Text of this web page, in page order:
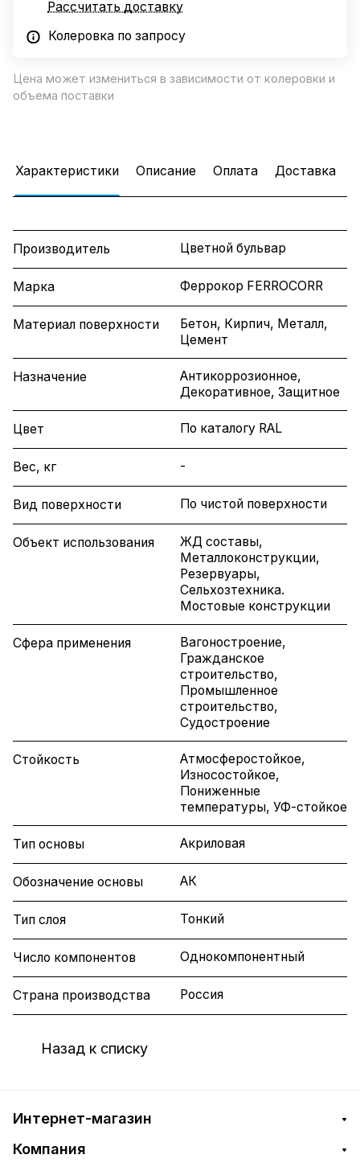
Рассчитать доставку
Колеровка по запросу
Цена может измениться в зависимости от колеровки и
объема поставки
Характеристики Описание Оплата Доставка
Производитель Цветной бульвар
Марка Феррокор FERROCORR
Материал поверхности
Бетон, Кирпич, Металл,
Цемент
Назначение
Антикоррозионное,
Декоративное, Защитное
Цвет По каталогу RAL
Вес, кг -
Вид поверхности По чистой поверхности
Объект использования
ЖД составы,
Металлоконструкции,
Резервуары,
Сельхозтехника.
Мостовые конструкции
Сфера применения
Вагоностроение,
Гражданское
строительство,
Промышленное
строительство,
Судостроение
Стойкость
Атмосферостойкое,
Износостойкое,
Пониженные
температуры, УФ-стойкое
Тип основы Акриловая
Обозначение основы АК
Тип слоя Тонкий
Число компонентов Однокомпонентный
Страна производства Россия
Назад к списку
Интернет-магазин
Компания